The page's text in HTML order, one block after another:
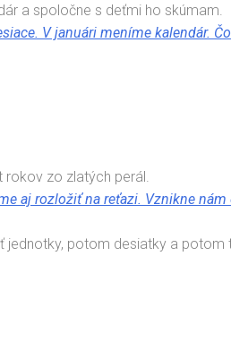
a spoločne s deťmi ho skúmam.
V januári meníme kalendár.
rokov zo zlatých perál.
aj rozložiť na reťazi. Vznikne
jednotky, potom desiatky a potom